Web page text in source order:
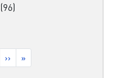
(96)
Page suivante
›› Dernière page
»